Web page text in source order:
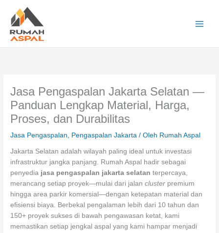
konten
Jasa Pengaspalan Jakarta Selatan —
Panduan Lengkap Material, Harga,
Proses, dan Durabilitas
Jasa Pengaspalan Pengaspalan Jakarta / Oleh Rumah Aspal
Jakarta Selatan adalah wilayah paling ideal untuk investasi
infrastruktur jangka panjang. Rumah Aspal hadir sebagai
penyedia jasa pengaspalan jakarta selatan terpercaya,
merancang setiap proyek—mulai dari jalancluster premium
hingga area parkir komersial—dengan ketepatan material dan
efisiensi biaya. Berbekal pengalaman lebih dari 10 tahun dan
150+ proyek sukses di bawah pengawasan ketat, kami
memastikan setiap jengkal aspal yang kami hampar menjadi